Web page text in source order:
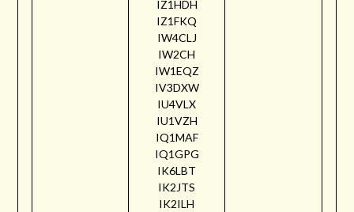
IZ1HDH
IZ1FKQ
IW4CLJ
IW2CH
IW1EQZ
IV3DXW
IU4VLX
IU1VZH
IQ1MAF
IQ1GPG
IK6LBT
IK2JTS
IK2ILH